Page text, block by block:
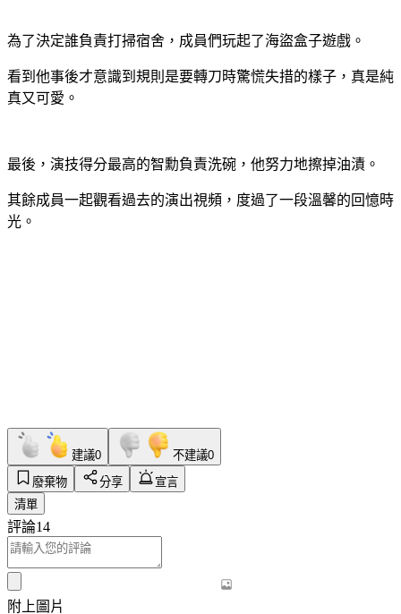
為了決定誰負責打掃宿舍，成員們玩起了海盜盒子遊戲。
看到他事後才意識到規則是要轉刀時驚慌失措的樣子，真是純
真又可愛。
最後，演技得分最高的智勳負責洗碗，他努力地擦掉油漬。
其餘成員一起觀看過去的演出視頻，度過了一段溫馨的回憶時
光。
建議0 不建議0
廢棄物
分享
宣言
清單
評論14
附上圖片